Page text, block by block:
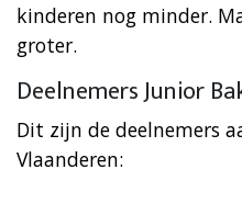
kinderen nog minder.
groter.
Deelnemers Junior
Dit zijn de deelnemers
Vlaanderen: